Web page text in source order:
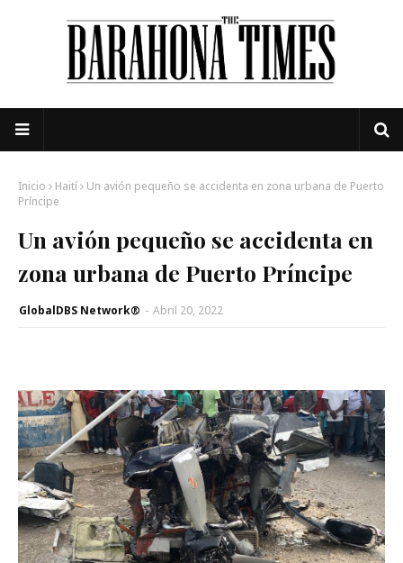
Inicio Haití
Un avión pequeño se accidenta en zona urbana de Puerto
Príncipe
Un avión pequeño se accidenta en
zona urbana de Puerto Príncipe
GlobalDBS Network® - Abril 20, 2022